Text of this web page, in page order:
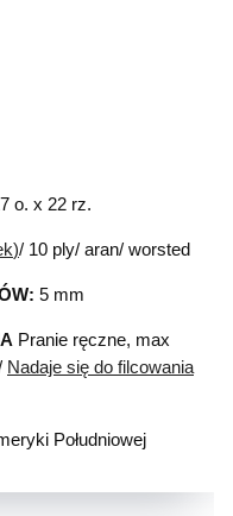
o. x 22 rz.
)/ 10 ply/ aran/ worsted
5 mm
Pranie ręczne, max
Nadaje się do filcowania
Południowej